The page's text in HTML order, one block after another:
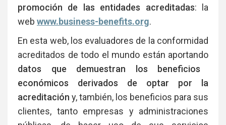
promoción de las entidades acreditadas: la
web www.business-benefits.org.
En esta web, los evaluadores de la conformidad
acreditados de todo el mundo están aportando
datos que demuestran los beneficios
económicos derivados de optar por la
acreditación y, también, los beneficios para sus
clientes, tanto empresas y administraciones